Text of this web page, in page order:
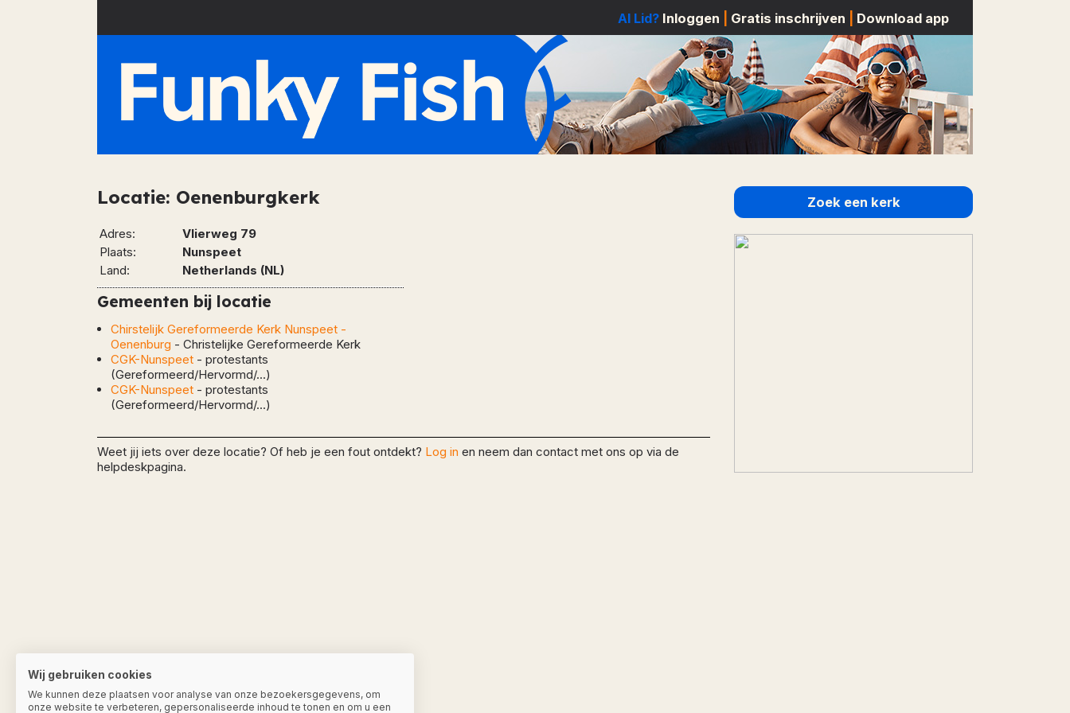
Al Lid? Inloggen Gratis inschrijven Download app
Locatie: Oenenburgkerk
Adres:
Vlierweg 79
Plaats:
Nunspeet
Land:
Netherlands (NL)
Gemeenten bij locatie
Chirstelijk Gereformeerde Kerk Nunspeet -
Oenenburg - Christelijke Gereformeerde Kerk
CGK-Nunspeet - protestants
(Gereformeerd/Hervormd/...)
CGK-Nunspeet - protestants
(Gereformeerd/Hervormd/...)
Weet jij iets over deze locatie? Of heb je een fout ontdekt? Log in en neem dan contact met ons op via de
helpdeskpagina.
Zoek een kerk
Wij gebruiken cookies
We kunnen deze plaatsen voor analyse van onze bezoekersgegevens, om
onze website te verbeteren, gepersonaliseerde inhoud te tonen en om u een